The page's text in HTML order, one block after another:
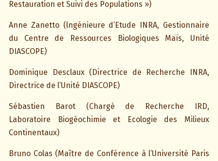
Restauration et Suivi des Populations »)
Anne Zanetto (lngénieure d’Etude INRA, Gestionnaire
du Centre de Ressources Biologiques Maïs, Unité
DIASCOPE)
Dominique Desclaux (Directrice de Recherche INRA,
Directrice de l’Unité DIASCOPE)
Sébastien Barot (Chargé de Recherche IRD,
Laboratoire Biogéochimie et Ecologie des Milieux
Continentaux)
Bruno Colas (Maître de Conférence à l’Université Paris